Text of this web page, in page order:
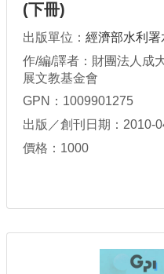
(下冊)
出版單位： 經濟部水利
作/編/譯者：財團法人成
展文教基金會
GPN：1009901275
出版／創刊日期：2010-
價格：1000